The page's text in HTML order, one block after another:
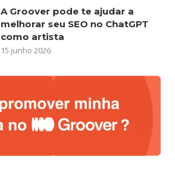
A Groover pode te ajudar a
melhorar seu SEO no ChatGPT
como artista
15 junho 2026